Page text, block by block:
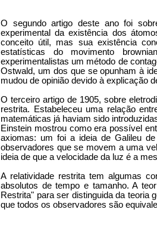
O segundo artigo deste ano foi
experimental da existência dos
conceito útil, mas sua existência
estatísticas do movimento
experimentalistas um método de
Ostwald, um dos que se opunham à
mudou de opinião devido à explicação
O terceiro artigo de 1905, sobre
restrita. Estabeleceu uma relação
matemáticas já haviam sido
Einstein mostrou como era possível
axiomas: um foi a ideia de Galileu
observadores que se movem a uma
ideia de que a velocidade da luz é a
A relatividade restrita tem algumas
absolutos de tempo e tamanho. A
Restrita" para ser distinguida da teoria
que todos os observadores são